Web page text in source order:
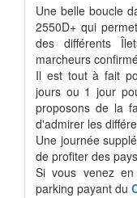
Une belle boucle
2550D+ qui
des différents
marcheurs
Il est tout à fait
jours ou 1 jour
proposons de la
d'admirer les
Une journée
de profiter des
Si vous venez
parking payant du